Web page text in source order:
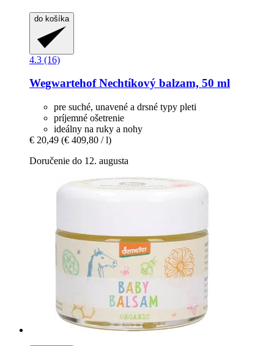
do košíka
4.3 (16)
WegwartehofNechtíkový balzam, 50 ml
pre suché, unavené a drsné typy pleti
príjemné ošetrenie
ideálny na ruky a nohy
€ 20,49 (€ 409,80 / l)
Doručenie do 12. augusta